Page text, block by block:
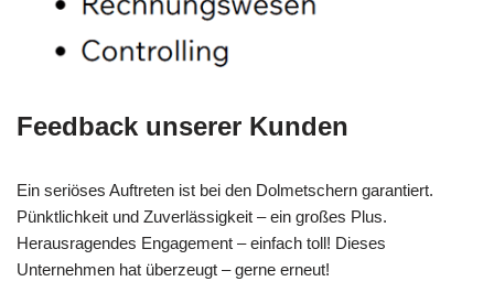
Feedback unserer Kunden
Ein seriöses Auftreten ist bei den Dolmetschern garantiert.
Pünktlichkeit und Zuverlässigkeit – ein großes Plus.
Herausragendes Engagement – einfach toll! Dieses
Unternehmen hat überzeugt – gerne erneut!